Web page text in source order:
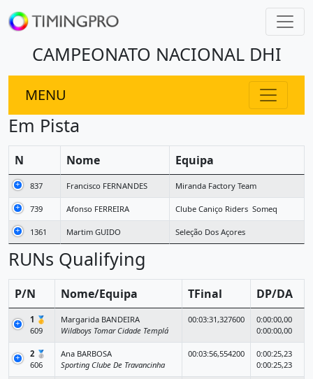
CAMPEONATO NACIONAL DHI
MENU
Em Pista
N Nome Equipa
837 Francisco FERNANDES Miranda Factory Team
739 Afonso FERREIRA Clube Caniço Riders  Someq
1361 Martim GUIDO Seleção Dos Açores
RUNs Qualifying
P/N Nome/Equipa TFinal DP/DA
1 🥇
609
Margarida BANDEIRA
Wildboys Tomar Cidade Templá
00:03:31,327600
0:00:00,00
0:00:00,00
2 🥈
606
Ana BARBOSA
Sporting Clube De Travancinha
00:03:56,554200
0:00:25,23
0:00:25,23